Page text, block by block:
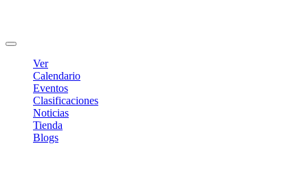
Ver
Calendario
Eventos
Clasificaciones
Noticias
Tienda
Blogs